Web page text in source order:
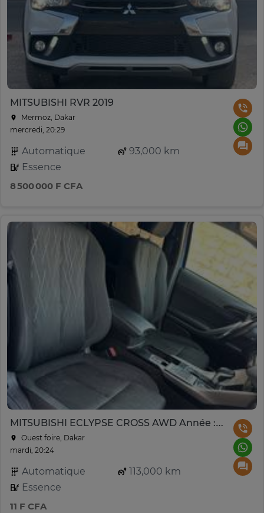
MITSUBISHI RVR 2019
Mermoz, Dakar
mercredi, 20:29
Automatique
93,000 km
Essence
8 500 000 F CFA
MITSUBISHI ECLYPSE CROSS AWD Année : 2020
Ouest foire, Dakar
mardi, 20:24
Automatique
113,000 km
Essence
11 F CFA